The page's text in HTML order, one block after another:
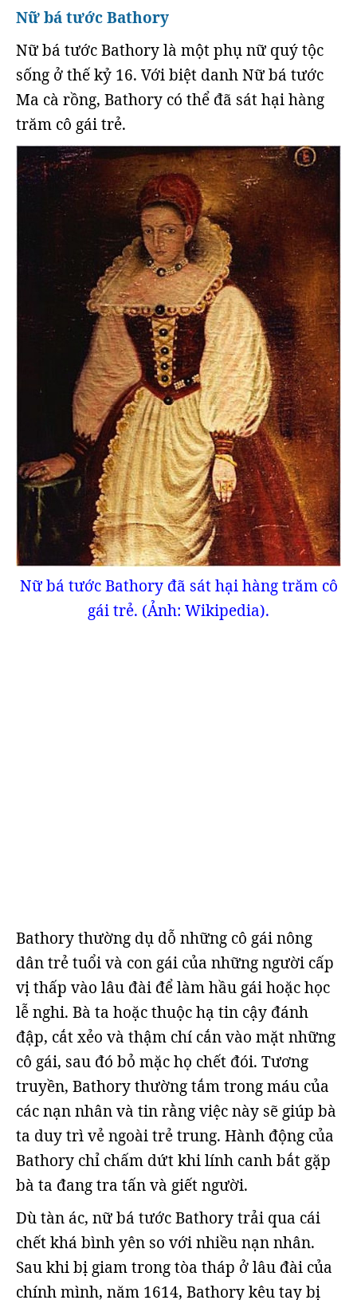
Nữ bá tước Bathory
Nữ bá tước Bathory là một phụ nữ quý tộc
sống ở thế kỷ 16. Với biệt danh Nữ bá tước
Ma cà rồng, Bathory có thể đã sát hại hàng
trăm cô gái trẻ.
Nữ bá tước Bathory đã sát hại hàng trăm cô
gái trẻ. (Ảnh: Wikipedia).
Bathory thường dụ dỗ những cô gái nông
dân trẻ tuổi và con gái của những người cấp
vị thấp vào lâu đài để làm hầu gái hoặc học
lễ nghi. Bà ta hoặc thuộc hạ tin cậy đánh
đập, cắt xẻo và thậm chí cắn vào mặt những
cô gái, sau đó bỏ mặc họ chết đói. Tương
truyền, Bathory thường tắm trong máu của
các nạn nhân và tin rằng việc này sẽ giúp bà
ta duy trì vẻ ngoài trẻ trung. Hành động của
Bathory chỉ chấm dứt khi lính canh bắt gặp
bà ta đang tra tấn và giết người.
Dù tàn ác, nữ bá tước Bathory trải qua cái
chết khá bình yên so với nhiều nạn nhân.
Sau khi bị giam trong tòa tháp ở lâu đài của
chính mình, năm 1614, Bathory kêu tay bị